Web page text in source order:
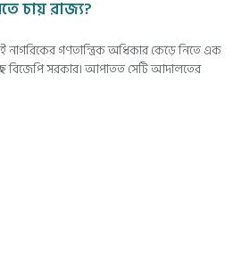
চায় রাজ্য?
গণতান্ত্রিক অধিকার কেড়ে নিতে এক
বিজেপি সরকার। আপাতত সেটি আদালতের